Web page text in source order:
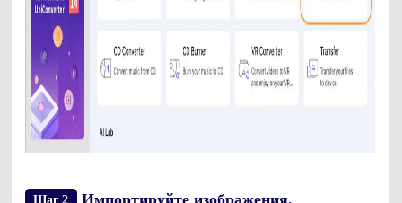
Шаг 2 Импортируйте изображения.